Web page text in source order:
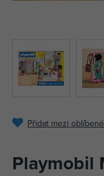
Přidat mezi oblíbené
Playmobil